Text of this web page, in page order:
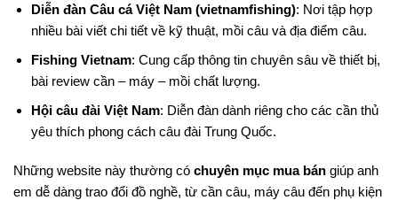
Diễn đàn Câu cá Việt Nam (vietnamfishing): Nơi tập hợp
nhiều bài viết chi tiết về kỹ thuật, mồi câu và địa điểm câu.
Fishing Vietnam: Cung cấp thông tin chuyên sâu về thiết bị,
bài review cần – máy – mồi chất lượng.
Hội câu đài Việt Nam: Diễn đàn dành riêng cho các cần thủ
yêu thích phong cách câu đài Trung Quốc.
Những website này thường có chuyên mục mua bán giúp anh
em dễ dàng trao đổi đồ nghề, từ cần câu, máy câu đến phụ kiện